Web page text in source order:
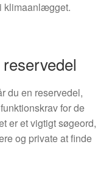
klimaanlægget.
du en reservedel,
for de
er et vigtigt søgeord,
og private at finde